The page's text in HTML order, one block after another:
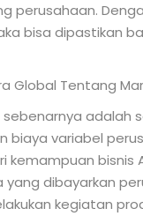
perusahaan.
bisa dipastikan
Global Tentang
sebenarnya adalah
biaya variabel
kemampuan
yang dibayarkan
kegiatan